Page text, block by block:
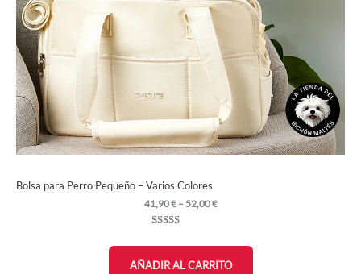
Bolsa para Perro Pequeño – Varios Colores
41,90€ – 52,00€Rango
hasta
con4.78de
valoraciones
AÑADIR AL CARRITO